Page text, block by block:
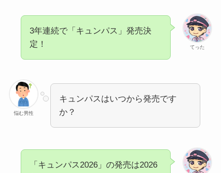
てった
3年連続で「キュンパス」発売決
定！
悩む男性
キュンパスはいつから発売です
か？
「キュンパス2026」の発売は2026